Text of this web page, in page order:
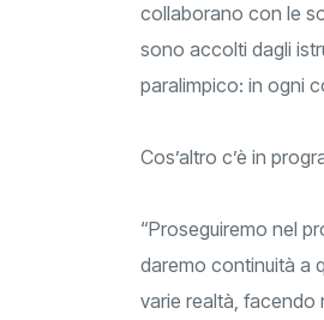
collaborano con le
sono accolti dagli
paralimpico: in ogni
Cos’altro c’è in
“Proseguiremo nel
daremo continuità a
varie realtà, facendo